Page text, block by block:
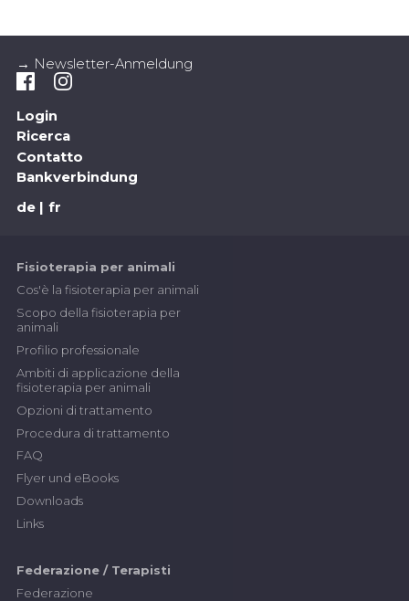
→ Newsletter-Anmeldung
Login
Ricerca
Contatto
Bankverbindung
de
fr
Fisioterapia per animali
Cos'è la fisioterapia per animali
Scopo della fisioterapia per
animali
Profilio professionale
Ambiti di applicazione della
fisioterapia per animali
Opzioni di trattamento
Procedura di trattamento
FAQ
Flyer und eBooks
Downloads
Links
Federazione / Terapisti
Federazione